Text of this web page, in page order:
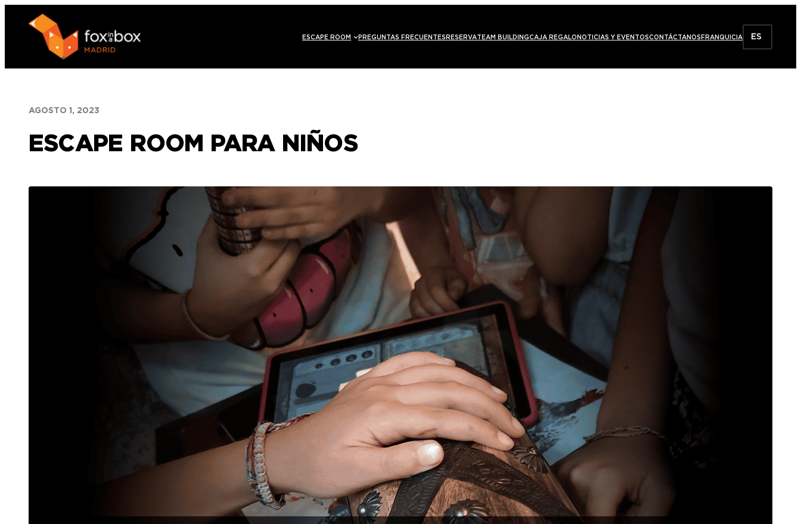
contenido
ESCAPE ROOM PREGUNTAS FRECUENTES RESERVATEAM BUILDINGCAJA REGALO NOTICIAS Y EVENTOSCONTÁCTANOS FRANQUICIA ES
AGOSTO 1, 2023
ESCAPE ROOM PARA NIÑOS